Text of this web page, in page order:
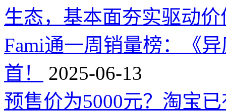
生态，基本面夯实驱动价
Fami通一周销量榜：《
首！
2025-06-13
预售价为5000元？淘宝